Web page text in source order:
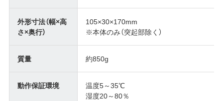
外形寸法（幅×高
さ×奥行）
105×30×170mm
※本体のみ（突起部除く）
質量 約850g
動作保証環境
温度5～35℃
湿度20～80％